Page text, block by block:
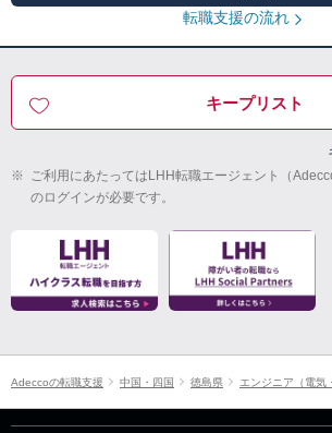
転職支援の流れ
キープリスト
※ ご利用にあたってはLHH転職エージェント（
のログインが必要です。
Adeccoの転職支援 中国・四国 徳島県 エンジニア（電気